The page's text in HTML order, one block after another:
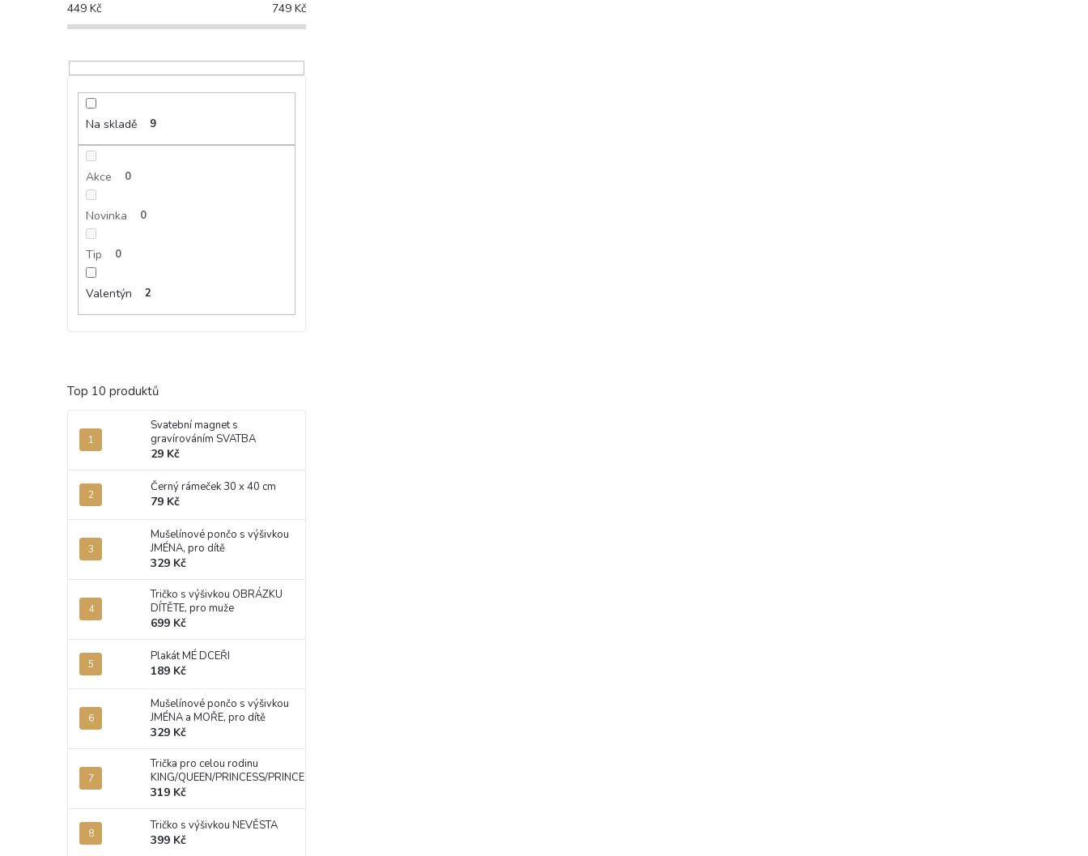
449 Kč 749 Kč
Na skladě 9
Akce 0
Novinka 0
Tip 0
Valentýn 2
Top 10 produktů
Svatební magnet s
gravírováním SVATBA
29 Kč
Černý rámeček 30 x 40 cm
79 Kč
Mušelínové pončo s výšivkou
JMÉNA, pro dítě
329 Kč
Tričko s výšivkou OBRÁZKU
DÍTĚTE, pro muže
699 Kč
Plakát MÉ DCEŘI
189 Kč
Mušelínové pončo s výšivkou
JMÉNA a MOŘE, pro dítě
329 Kč
Trička pro celou rodinu
KING/QUEEN/PRINCESS/PRINCE
319 Kč
Tričko s výšivkou NEVĚSTA
399 Kč